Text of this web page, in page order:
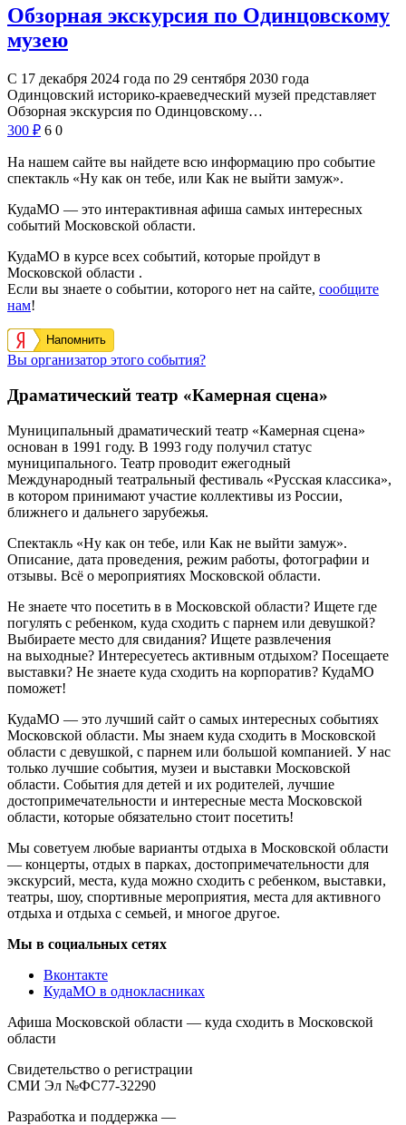
Обзорная экскурсия по Одинцовскому
музею
С 17 декабря 2024 года по 29 сентября 2030 года
Одинцовский историко-краеведческий музей представляет
Обзорная экскурсия по Одинцовскому…
300 ₽ 6 0
На нашем сайте вы найдете всю информацию про событие
спектакль «Ну как он тебе, или Как не выйти замуж».
КудаМО — это интерактивная афиша самых интересных
событий Московской области.
КудаМО в курсе всех событий, которые пройдут в
Московской области .
Если вы знаете о событии, которого нет на сайте, сообщите
нам!
Напомнить
Вы организатор этого события?
Драматический театр «Камерная сцена»
Муниципальный драматический театр «Камерная сцена»
основан в 1991 году. В 1993 году получил статус
муниципального. Театр проводит ежегодный
Международный театральный фестиваль «Русская классика»,
в котором принимают участие коллективы из России,
ближнего и дальнего зарубежья.
Спектакль «Ну как он тебе, или Как не выйти замуж».
Описание, дата проведения, режим работы, фотографии и
отзывы. Всё о мероприятиях Московской области.
Не знаете что посетить в в Московской области? Ищете где
погулять с ребенком, куда сходить с парнем или девушкой?
Выбираете место для свидания? Ищете развлечения
на выходные? Интересуетесь активным отдыхом? Посещаете
выставки? Не знаете куда сходить на корпоратив? КудаМО
поможет!
КудаМО — это лучший сайт о самых интересных событиях
Московской области. Мы знаем куда сходить в Московской
области с девушкой, с парнем или большой компанией. У нас
только лучшие события, музеи и выставки Московской
области. События для детей и их родителей, лучшие
достопримечательности и интересные места Московской
области, которые обязательно стоит посетить!
Мы советуем любые варианты отдыха в Московской области
— концерты, отдых в парках, достопримечательности для
экскурсий, места, куда можно сходить с ребенком, выставки,
театры, шоу, спортивные мероприятия, места для активного
отдыха и отдыха с семьей, и многое другое.
Мы в социальных сетях
Вконтакте
КудаМО в однокласниках
Афиша Московской области — куда сходить в Московской
области
Свидетельство о регистрации
СМИ Эл №ФС77-32290
Разработка и поддержка —